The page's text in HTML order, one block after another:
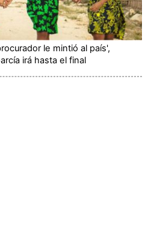
le mintió al país',
irá hasta el final